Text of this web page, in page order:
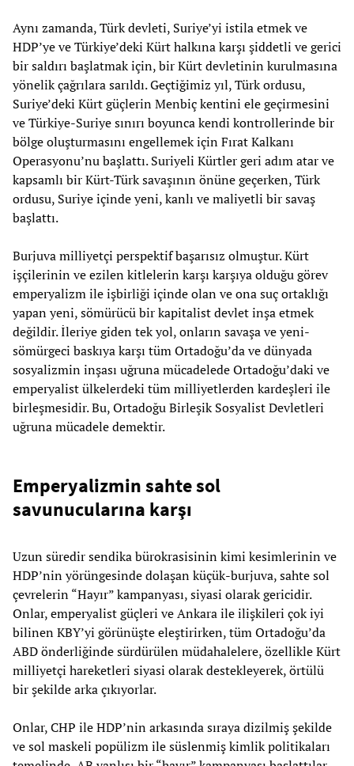
Aynı zamanda, Türk devleti, Suriye’yi istila etmek ve
HDP’ye ve Türkiye’deki Kürt halkına karşı şiddetli ve gerici
bir saldırı başlatmak için, bir Kürt devletinin kurulmasına
yönelik çağrılara sarıldı. Geçtiğimiz yıl, Türk ordusu,
Suriye’deki Kürt güçlerin Menbiç kentini ele geçirmesini
ve Türkiye-Suriye sınırı boyunca kendi kontrollerinde bir
bölge oluşturmasını engellemek için Fırat Kalkanı
Operasyonu’nu başlattı. Suriyeli Kürtler geri adım atar ve
kapsamlı bir Kürt-Türk savaşının önüne geçerken, Türk
ordusu, Suriye içinde yeni, kanlı ve maliyetli bir savaş
başlattı.
Burjuva milliyetçi perspektif başarısız olmuştur. Kürt
işçilerinin ve ezilen kitlelerin karşı karşıya olduğu görev
emperyalizm ile işbirliği içinde olan ve ona suç ortaklığı
yapan yeni, sömürücü bir kapitalist devlet inşa etmek
değildir. İleriye giden tek yol, onların savaşa ve yeni-
sömürgeci baskıya karşı tüm Ortadoğu’da ve dünyada
sosyalizmin inşası uğruna mücadelede Ortadoğu’daki ve
emperyalist ülkelerdeki tüm milliyetlerden kardeşleri ile
birleşmesidir. Bu, Ortadoğu Birleşik Sosyalist Devletleri
uğruna mücadele demektir.
Emperyalizmin sahte sol
savunucularına karşı
Uzun süredir sendika bürokrasisinin kimi kesimlerinin ve
HDP’nin yörüngesinde dolaşan küçük-burjuva, sahte sol
çevrelerin “Hayır” kampanyası, siyasi olarak gericidir.
Onlar, emperyalist güçleri ve Ankara ile ilişkileri çok iyi
bilinen KBY’yi görünüşte eleştirirken, tüm Ortadoğu’da
ABD önderliğinde sürdürülen müdahalelere, özellikle Kürt
milliyetçi hareketleri siyasi olarak destekleyerek, örtülü
bir şekilde arka çıkıyorlar.
Onlar, CHP ile HDP’nin arkasında sıraya dizilmiş şekilde
ve sol maskeli popülizm ile süslenmiş kimlik politikaları